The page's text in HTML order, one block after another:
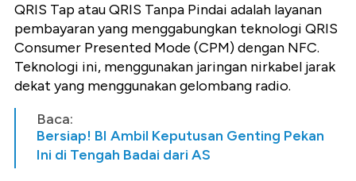
QRIS Tap atau QRIS Tanpa Pindai adalah layanan
pembayaran yang menggabungkan teknologi QRIS
Consumer Presented Mode (CPM) dengan NFC.
Teknologi ini, menggunakan jaringan nirkabel jarak
dekat yang menggunakan gelombang radio.
Baca:
Bersiap! BI Ambil Keputusan Genting Pekan
Ini di Tengah Badai dari AS